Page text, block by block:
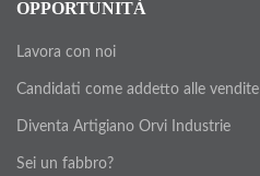
OPPORTUNITÀ
Lavora con noi
Candidati come addetto alle vendite
Diventa Artigiano Orvi Industrie
Sei un fabbro?